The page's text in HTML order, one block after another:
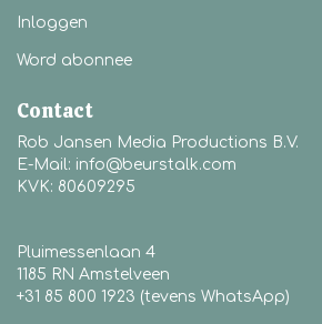
Inloggen
Word abonnee
Contact
Rob Jansen Media Productions B.V.
E-Mail: info@beurstalk.com
KVK: 80609295
Pluimessenlaan 4
1185 RN Amstelveen
+31 85 800 1923 (tevens WhatsApp)